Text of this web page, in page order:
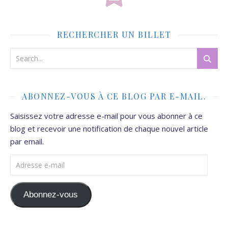
RECHERCHER UN BILLET
ABONNEZ-VOUS À CE BLOG PAR E-MAIL.
Saisissez votre adresse e-mail pour vous abonner à ce
blog et recevoir une notification de chaque nouvel article
par email.
Adresse e-mail
Abonnez-vous